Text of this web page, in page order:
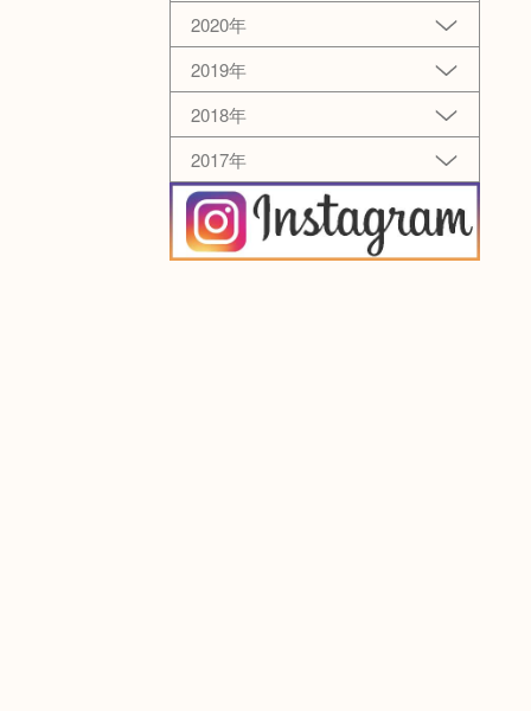
2020年
2019年
2018年
2017年